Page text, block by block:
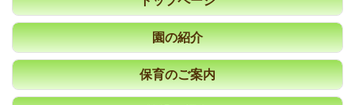
園の紹介
保育のご案内